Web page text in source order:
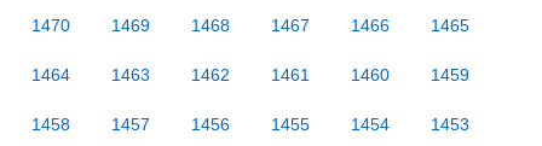
1470 1469 1468 1467 1466 1465
1464 1463 1462 1461 1460 1459
1458 1457 1456 1455 1454 1453